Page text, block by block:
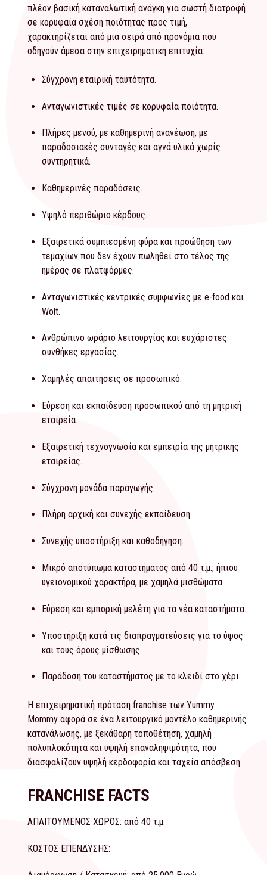
πλέον βασική καταναλωτική ανάγκη για σωστή διατροφή
σε κορυφαία σχέση ποιότητας προς τιμή,
χαρακτηρίζεται από μια σειρά από προνόμια που
οδηγούν άμεσα στην επιχειρηματική επιτυχία:
Σύγχρονη εταιρική ταυτότητα.
Ανταγωνιστικές τιμές σε κορυφαία ποιότητα.
Πλήρες μενού, με καθημερινή ανανέωση, με
παραδοσιακές συνταγές και αγνά υλικά χωρίς
συντηρητικά.
Καθημερινές παραδόσεις.
Υψηλό περιθώριο κέρδους.
Εξαιρετικά συμπιεσμένη φύρα και προώθηση των
τεμαχίων που δεν έχουν πωληθεί στο τέλος της
ημέρας σε πλατφόρμες.
Ανταγωνιστικές κεντρικές συμφωνίες με e-food και
Wolt.
Ανθρώπινο ωράριο λειτουργίας και ευχάριστες
συνθήκες εργασίας.
Χαμηλές απαιτήσεις σε προσωπικό.
Εύρεση και εκπαίδευση προσωπικού από τη μητρική
εταιρεία.
Εξαιρετική τεχνογνωσία και εμπειρία της μητρικής
εταιρείας.
Σύγχρονη μονάδα παραγωγής.
Πλήρη αρχική και συνεχής εκπαίδευση.
Συνεχής υποστήριξη και καθοδήγηση.
Μικρό αποτύπωμα καταστήματος από 40 τ.μ., ήπιου
υγειονομικού χαρακτήρα, με χαμηλά μισθώματα.
Εύρεση και εμπορική μελέτη για τα νέα καταστήματα.
Υποστήριξη κατά τις διαπραγματεύσεις για το ύψος
και τους όρους μίσθωσης.
Παράδοση του καταστήματος με το κλειδί στο χέρι.
Η επιχειρηματική πρόταση franchise των Yummy
Mommy αφορά σε ένα λειτουργικό μοντέλο καθημερινής
κατανάλωσης, με ξεκάθαρη τοποθέτηση, χαμηλή
πολυπλοκότητα και υψηλή επαναληψιμότητα, που
διασφαλίζουν υψηλή κερδοφορία και ταχεία απόσβεση.
FRANCHISE FACTS
ΑΠΑΙΤΟΥΜΕΝΟΣ ΧΩΡΟΣ: από 40 τ.μ.
ΚΟΣΤΟΣ ΕΠΕΝΔΥΣΗΣ: